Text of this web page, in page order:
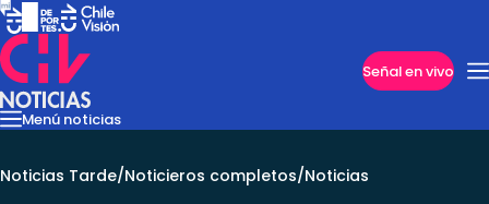
Señal en vivo
Menú noticias
InternacionalReportajesCazanoticiasEconomíaCasos
Noticias Tarde/Noticieros completos/Noticias
Imperdibles